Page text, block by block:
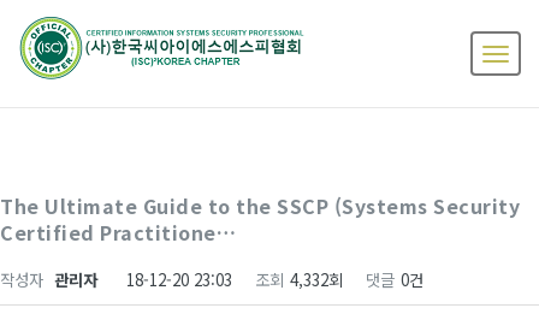
The Ultimate Guide to the SSCP (Systems Security
Certified Practitione…
작성자 관리자 18-12-20 23:03 조회 4,332회 댓글 0건